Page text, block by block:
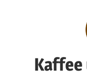
Kaffee